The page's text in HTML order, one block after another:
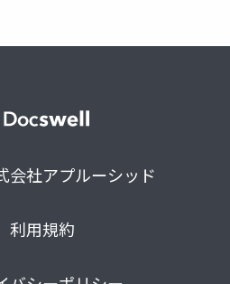
会社アプルーシッド
利用規約